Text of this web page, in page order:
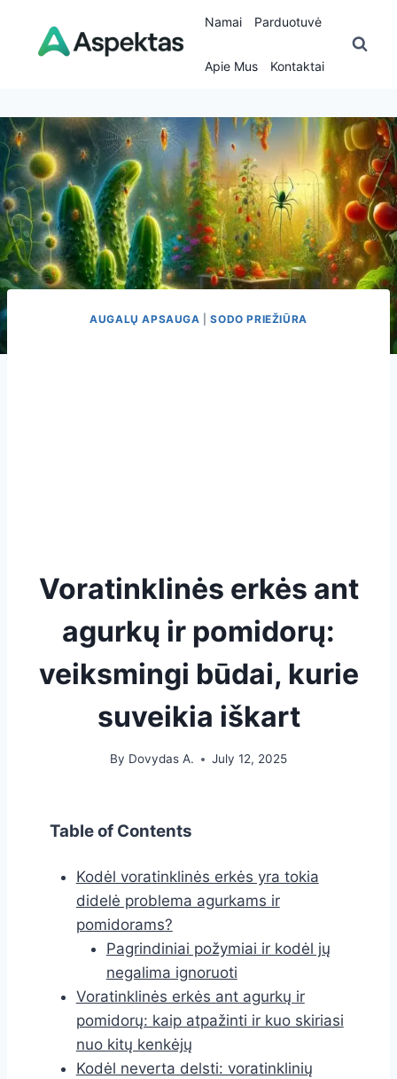
content
Namai Parduotuvė
Apie Mus Kontaktai
AUGALŲ APSAUGA |SODO PRIEŽIŪRA
Voratinklinės erkės ant
agurkų ir pomidorų:
veiksmingi būdai, kurie
suveikia iškart
By Dovydas A. July 12, 2025
Table of Contents
Kodėl voratinklinės erkės yra tokia
didelė problema agurkams ir
pomidorams?
Pagrindiniai požymiai ir kodėl jų
negalima ignoruoti
Voratinklinės erkės ant agurkų ir
pomidorų: kaip atpažinti ir kuo skiriasi
nuo kitų kenkėjų
Kodėl neverta delsti: voratinklinių